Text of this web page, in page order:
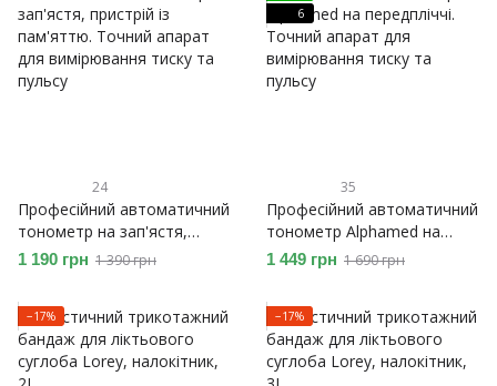
24
Професійний автоматичний
тонометр на зап'ястя,
пристрій із пам'яттю.
Точний апарат для
вимірювання тиску та
пульсу
1 190 грн 1 390 грн
6
35
Професійний автоматичний
тонометр Alphamed на
передпліччі. Точний апарат
для вимірювання тиску та
пульсу
1 449 грн 1 690 грн
−17% −17%